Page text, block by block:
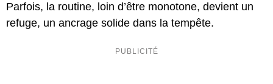
Parfois, la routine, loin d’être monotone, devient un
refuge, un ancrage solide dans la tempête.